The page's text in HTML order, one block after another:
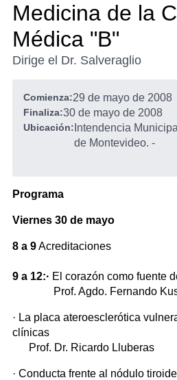
Medicina de la
Médica "B"
Dirige el Dr. Salveraglio
Comienza:29 de mayo de 2008
Finaliza:30 de mayo de 2008
Ubicación: Intendencia Municipal
de Montevideo. -
Programa
Viernes 30 de mayo
8 a 9Acreditaciones
9 a 12:· El corazón como fuente
Prof. Agdo. Fernando
· La placa ateroesclerótica
clínicas
Prof. Dr. Ricardo Lluberas
· Conducta frente al nódulo